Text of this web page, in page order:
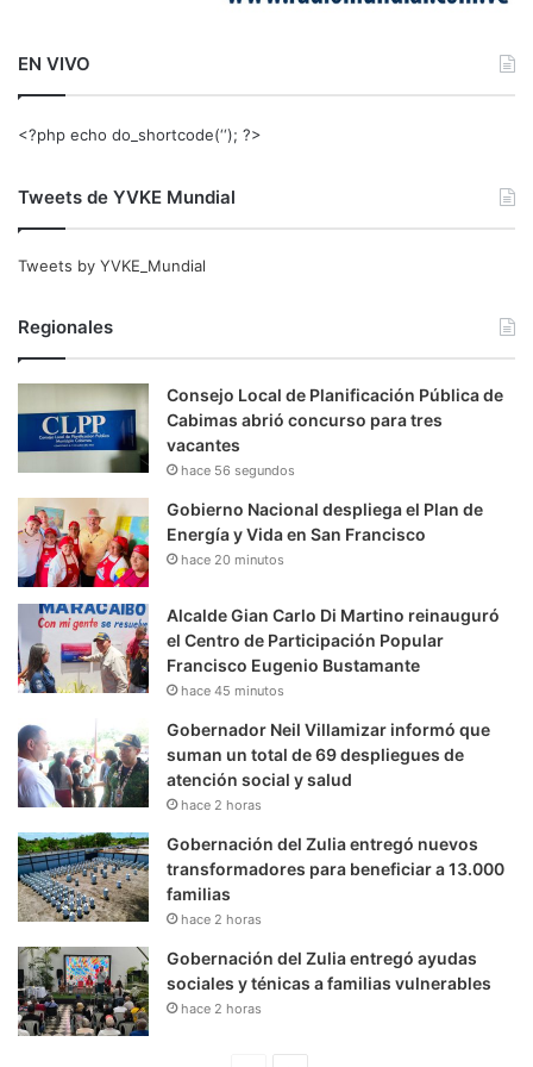
EN VIVO
<?php echo do_shortcode(‘‘); ?>
Tweets de YVKE Mundial
Tweets by YVKE_Mundial
Regionales
Consejo Local de Planificación Pública de
Cabimas abrió concurso para tres
vacantes
hace 56 segundos
Gobierno Nacional despliega el Plan de
Energía y Vida en San Francisco
hace 20 minutos
Alcalde Gian Carlo Di Martino reinauguró
el Centro de Participación Popular
Francisco Eugenio Bustamante
hace 45 minutos
Gobernador Neil Villamizar informó que
suman un total de 69 despliegues de
atención social y salud
hace 2 horas
Gobernación del Zulia entregó nuevos
transformadores para beneficiar a 13.000
familias
hace 2 horas
Gobernación del Zulia entregó ayudas
sociales y ténicas a familias vulnerables
hace 2 horas